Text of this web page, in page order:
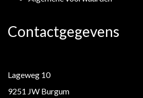
Contactgegevens
Lageweg 10
9251 JW Burgum